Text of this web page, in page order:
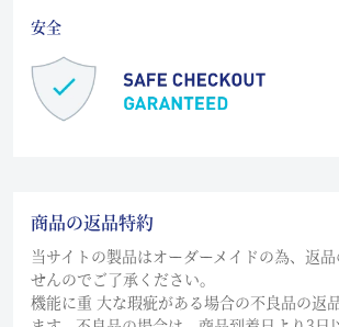
安全
商品の返品特約
当サイトの製品はオーダーメイドの為、返
せんのでご了承ください。
機能に重 大な瑕疵がある場合の不良品の返